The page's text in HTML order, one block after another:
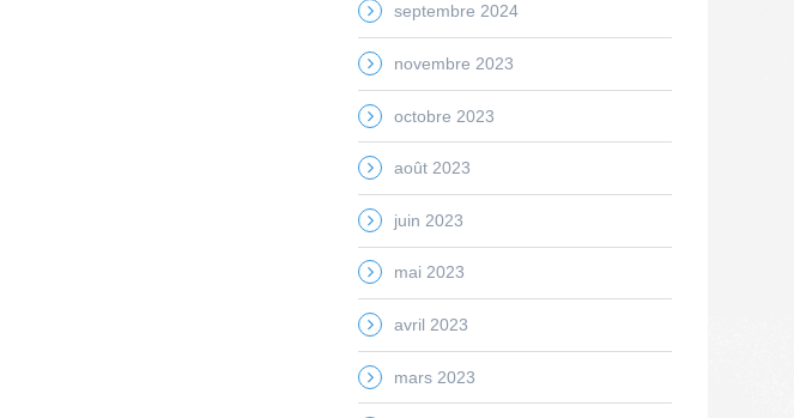
septembre 2024
novembre 2023
octobre 2023
août 2023
juin 2023
mai 2023
avril 2023
mars 2023